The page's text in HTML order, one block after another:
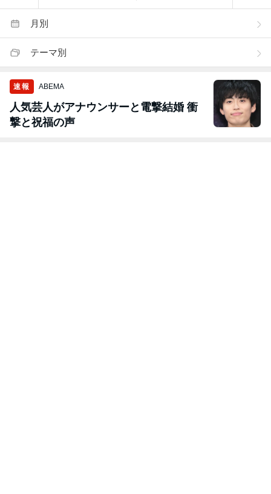
月別
テーマ別
速報 ABEMA
人気芸人がアナウンサーと電撃結婚 衝
撃と祝福の声